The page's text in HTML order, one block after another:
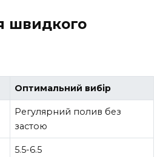
швидкого
Оптимальний вибір
Регулярний полив без
застою
5.5-6.5